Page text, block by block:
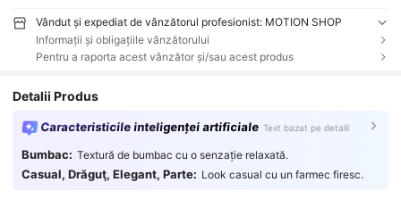
Vândut și expediat de vânzătorul profesionist: MOTION SHOP
Informații și obligațiile vânzătorului
Pentru a raporta acest vânzător și/sau acest produs
Detalii Produs
Caracteristicile inteligenței artificiale Text bazat pe detalii
Bumbac: Textură de bumbac cu o senzație relaxată.
Casual, Drăguţ, Elegant, Parte: Look casual cu un farmec firesc.